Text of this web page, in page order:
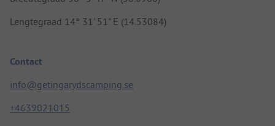
Lengtegraad 14° 31' 51" E (14.53084)
Contact
info@getingarydscamping.se
+4639021015